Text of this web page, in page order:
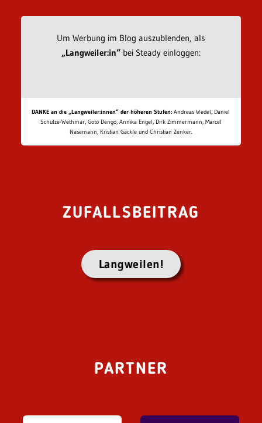
Um Werbung im Blog auszublenden, als
„Langweiler:in“bei Steady einloggen:
DANKE an die „Langweiler:innen“ der höheren Stufen: Andreas Wedel, Daniel
Schulze-Wethmar, Goto Dengo, Annika Engel, Dirk Zimmermann, Marcel
Nasemann, Kristian Gäckle und Christian Zenker.
ZUFALLSBEITRAG
Langweilen!
PARTNER